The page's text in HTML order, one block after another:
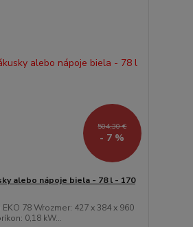
504,30 €
- 7 %
alebo nápoje biela - 78 l - 170
78 Wrozmer: 427 x 384 x 960
0,18 kW...